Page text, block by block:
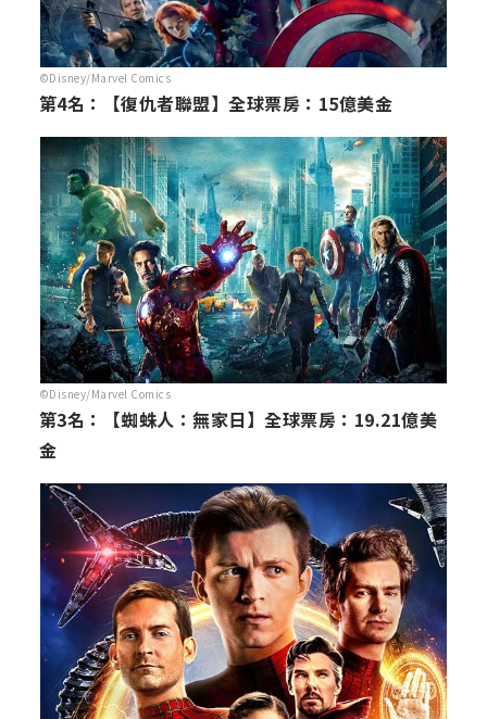
©Disney/Marvel Comics
第4名：【復仇者聯盟】全球票房：15億美金
©Disney/Marvel Comics
第3名：【蜘蛛人：無家日】全球票房：19.21億美
金